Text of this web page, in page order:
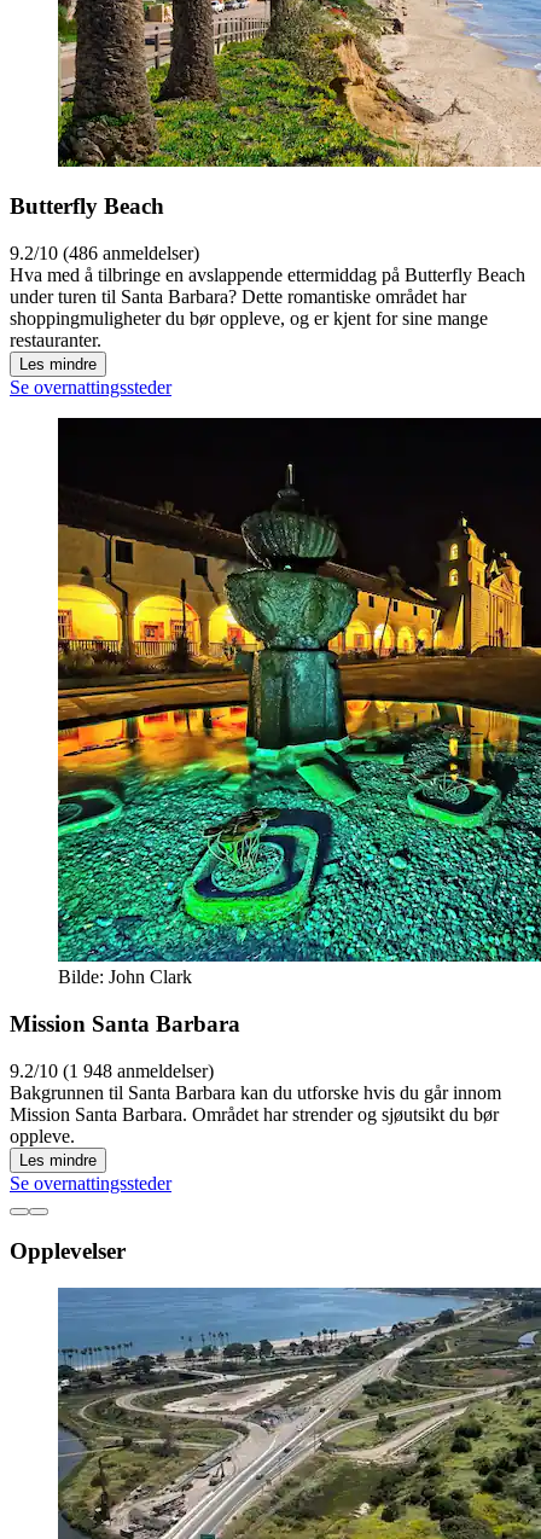
Butterfly Beach
9.2/10 (486 anmeldelser)
Hva med å tilbringe en avslappende ettermiddag på Butterfly Beach
under turen til Santa Barbara? Dette romantiske området har
shoppingmuligheter du bør oppleve, og er kjent for sine mange
restauranter.
Les mindre
Se overnattingssteder
Bilde: John Clark
Mission Santa Barbara
9.2/10 (1 948 anmeldelser)
Bakgrunnen til Santa Barbara kan du utforske hvis du går innom
Mission Santa Barbara. Området har strender og sjøutsikt du bør
oppleve.
Les mindre
Se overnattingssteder
Opplevelser